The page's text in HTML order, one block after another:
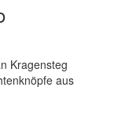
Kragensteg
aus